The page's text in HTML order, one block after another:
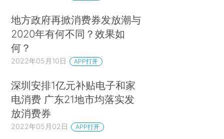
地方政府再掀消费券发放潮与
2020年有何不同？效果如
何？
2022年05月10日 APP打开
深圳安排1亿元补贴电子和家
电消费 广东21地市均落实发
放消费券
2022年05月02日 APP打开